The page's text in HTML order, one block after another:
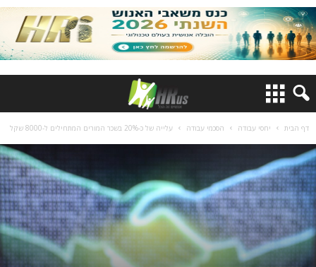
דף הבית יחסי עבודה הסכמי עבודה עלייה של כ-20% בשכר המורים המתחילים ל-8000 שקל